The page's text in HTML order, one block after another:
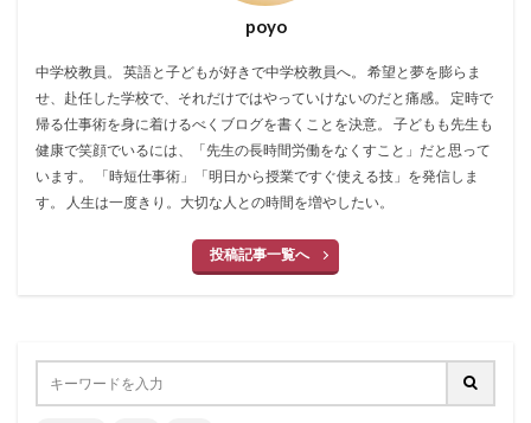
poyo
中学校教員。 英語と子どもが好きで中学校教員へ。 希望と夢を膨らま
せ、赴任した学校で、それだけではやっていけないのだと痛感。 定時で
帰る仕事術を身に着けるべくブログを書くことを決意。 子どもも先生も
健康で笑顔でいるには、「先生の長時間労働をなくすこと」だと思って
います。 「時短仕事術」「明日から授業ですぐ使える技」を発信しま
す。 人生は一度きり。大切な人との時間を増やしたい。
投稿記事一覧へ